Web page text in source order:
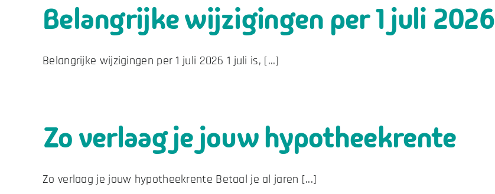
Belangrijke wijzigingen per 1 juli 2026
Belangrijke wijzigingen per 1 juli 2026 1 juli is, [...]
Zo verlaag je jouw hypotheekrente
Zo verlaag je jouw hypotheekrente Betaal je al jaren [...]